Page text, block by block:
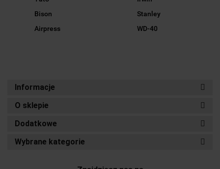
Bison
Airpress
Stanley
WD-40
Informacje
O sklepie
Dodatkowe
Wybrane kategorie